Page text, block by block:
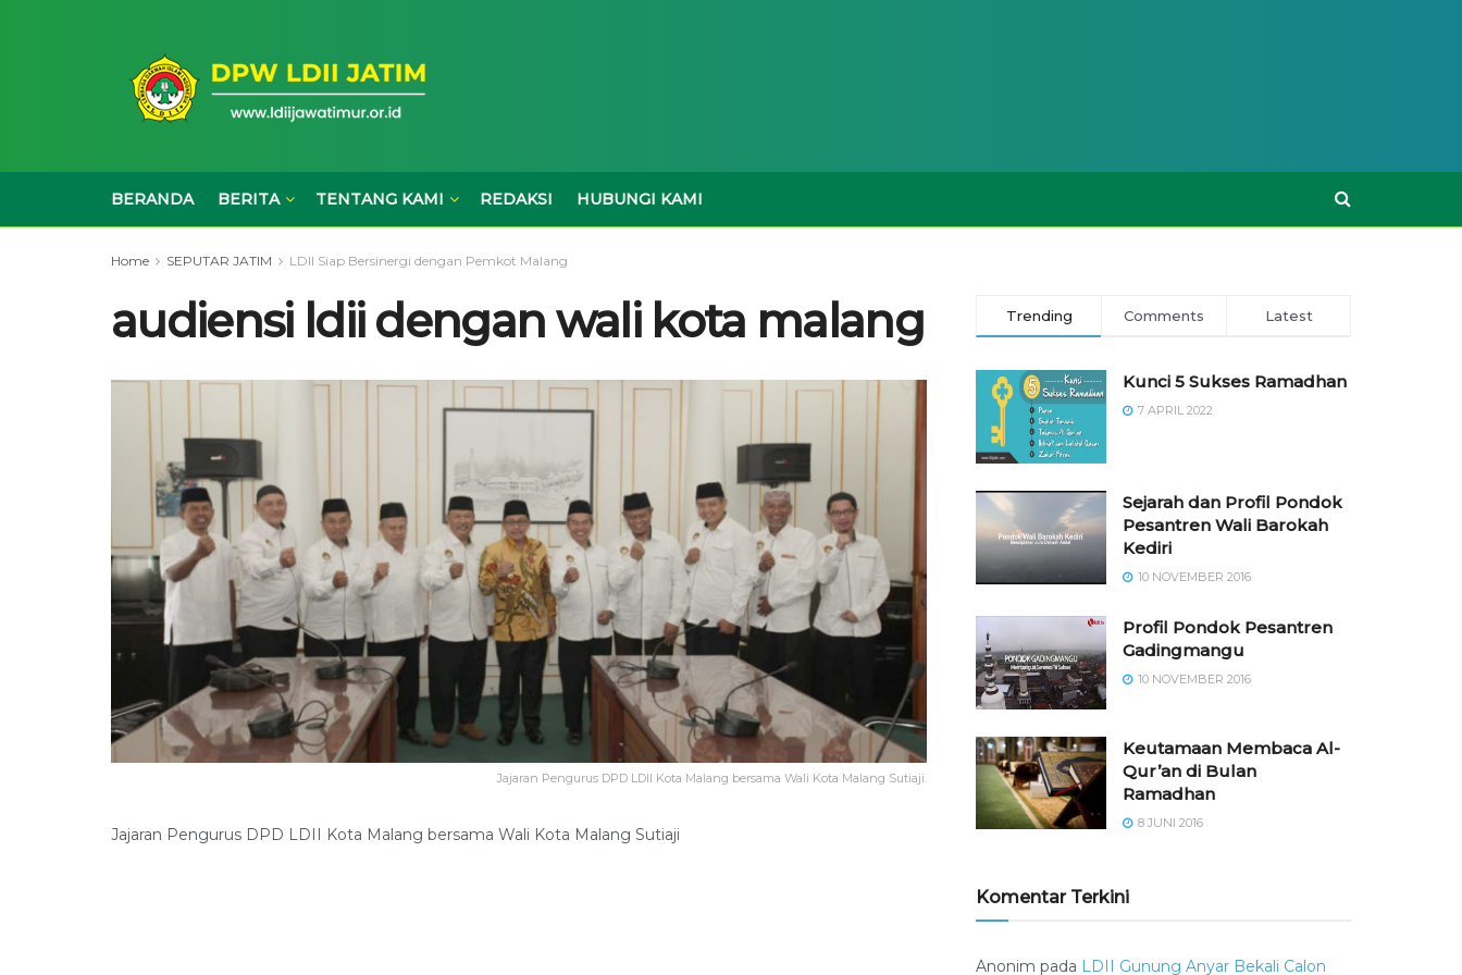
BERANDA BERITA TENTANG KAMI REDAKSI HUBUNGI KAMI
Home SEPUTAR JATIM LDII Siap Bersinergi dengan Pemkot Malang
audiensi ldii dengan wali kota malang
Jajaran Pengurus DPD LDII Kota Malang bersama Wali Kota Malang Sutiaji.
Jajaran Pengurus DPD LDII Kota Malang bersama Wali Kota Malang Sutiaji
Trending Comments Latest
Kunci 5 Sukses Ramadhan
7 APRIL 2022
Sejarah dan Profil Pondok
Pesantren Wali Barokah
Kediri
10 NOVEMBER 2016
⁠⁠⁠Profil Pondok Pesantren
Gadingmangu
10 NOVEMBER 2016
Keutamaan Membaca Al-
Qur’an di Bulan
Ramadhan
8 JUNI 2016
Komentar Terkini
Anonim pada LDII Gunung Anyar Bekali Calon